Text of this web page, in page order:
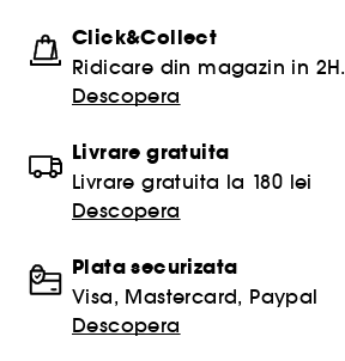
Click&Collect
Ridicare din magazin in 2H.
Descopera
Livrare gratuita
Livrare gratuita la 180 lei
Descopera
Plata securizata
Visa, Mastercard, Paypal
Descopera